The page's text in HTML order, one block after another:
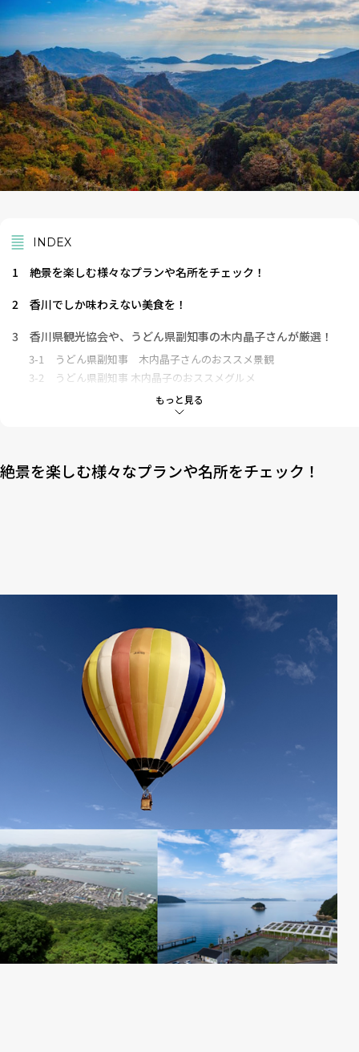
もっと見る
INDEX
1
絶景を楽しむ様々なプランや名所をチェック！
2
香川でしか味わえない美食を！
3
香川県観光協会や、うどん県副知事の木内晶子さんが厳選！
3-1
うどん県副知事 木内晶子さんのおススメ景観
3-2
うどん県副知事 木内晶子のおススメグルメ
香川県観光協会が厳選！【美しい景観編】
香川県観光協会が厳選！【ご当地グルメ編】
絶景を楽しむ様々なプランや名所をチェック！